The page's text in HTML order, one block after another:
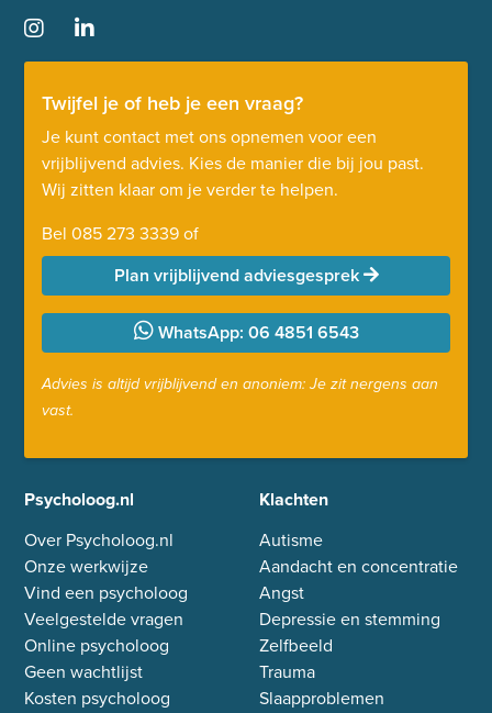
Twijfel je of heb je een vraag?
Je kunt contact met ons opnemen voor een
vrijblijvend advies. Kies de manier die bij jou past.
Wij zitten klaar om je verder te helpen.
Bel 085 273 3339of
Plan vrijblijvend adviesgesprek
WhatsApp: 06 4851 6543
Advies is altijd vrijblijvend en anoniem: Je zit nergens aan
vast.
Psycholoog.nl
Over Psycholoog.nl
Onze werkwijze
Vind een psycholoog
Veelgestelde vragen
Online psycholoog
Geen wachtlijst
Kosten psycholoog
Klachten
Autisme
Aandacht en concentratie
Angst
Depressie en stemming
Zelfbeeld
Trauma
Slaapproblemen